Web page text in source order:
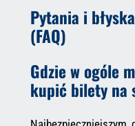
Pytania i
(FAQ)
Gdzie w ogóle
kupić bilety na